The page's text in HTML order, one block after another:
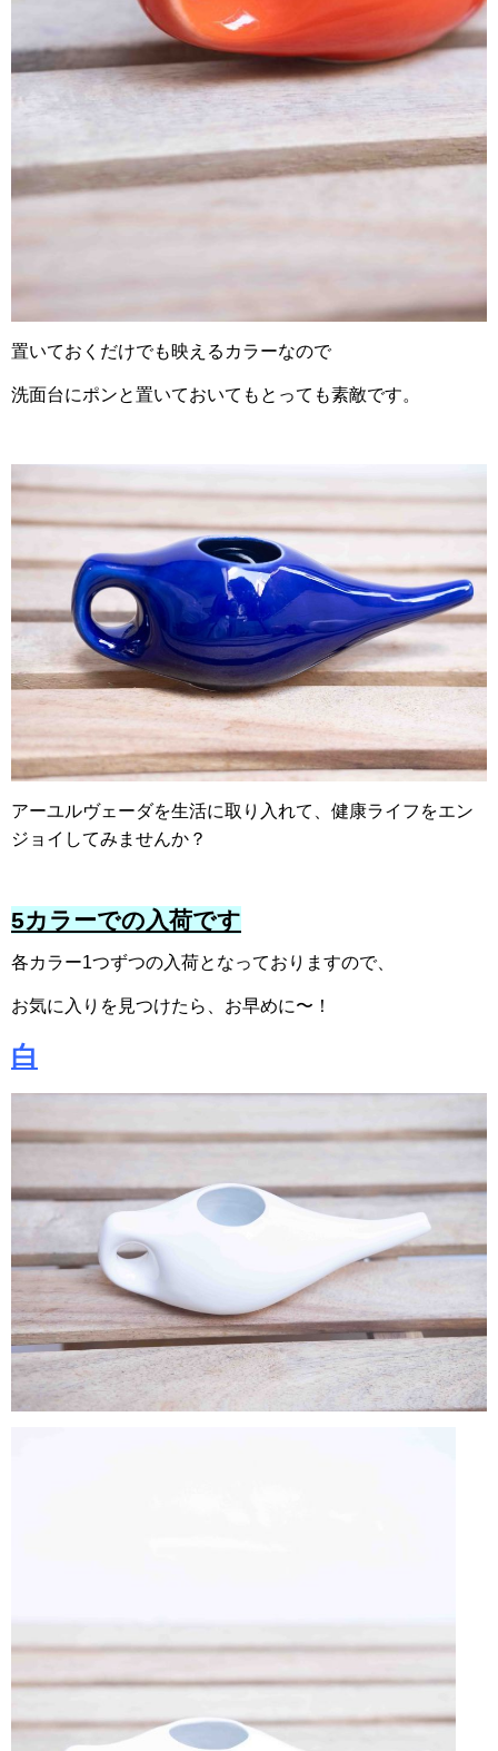
置いておくだけでも映えるカラーなので
洗面台にポンと置いておいてもとっても素敵です。
アーユルヴェーダを生活に取り入れて、 健康ライフをエン
ジョイしてみませんか？
5カラーでの入荷です
各カラー1つずつの入荷となっておりますので、
お気に入りを見つけたら、お早めに〜！
白